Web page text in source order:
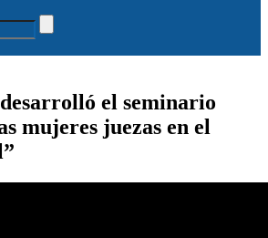
el seminario
mujeres juezas en el